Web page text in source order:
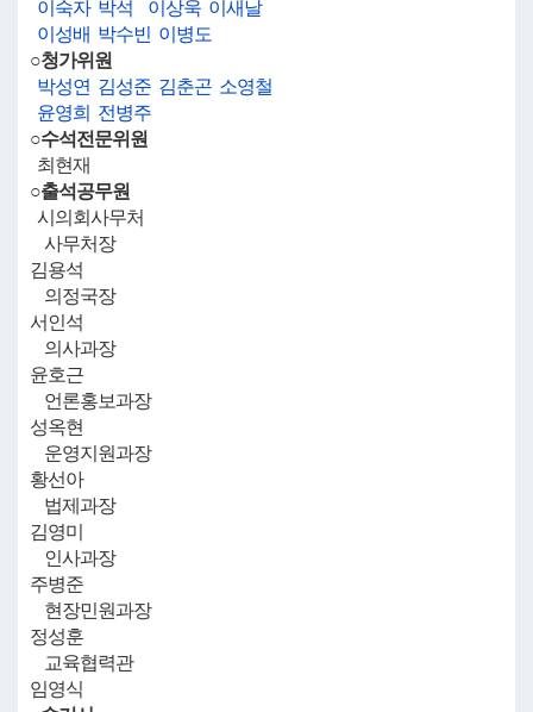
이숙자 박석 이상욱 이새날
이성배 박수빈 이병도
○청가위원
박성연 김성준 김춘곤 소영철
윤영희 전병주
○수석전문위원
최현재
○출석공무원
시의회사무처
사무처장
김용석
의정국장
서인석
의사과장
윤호근
언론홍보과장
성옥현
운영지원과장
황선아
법제과장
김영미
인사과장
주병준
현장민원과장
정성훈
교육협력관
임영식